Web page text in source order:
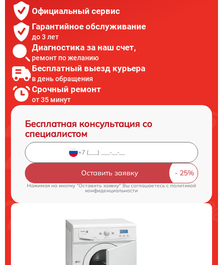
Официальный сервис
Гарантийное обслуживание
до 3 лет
Диагностика за наш счет,
ремонт по желанию
Бесплатный выезд курьера
в день обращения
Срочный ремонт
от 35 минут
Бесплатная консультация со
специалистом
Оставить заявку
Нажимая на кнопку "Оставить заявку" Вы соглашаетесь cполитикой
конфиденциальности